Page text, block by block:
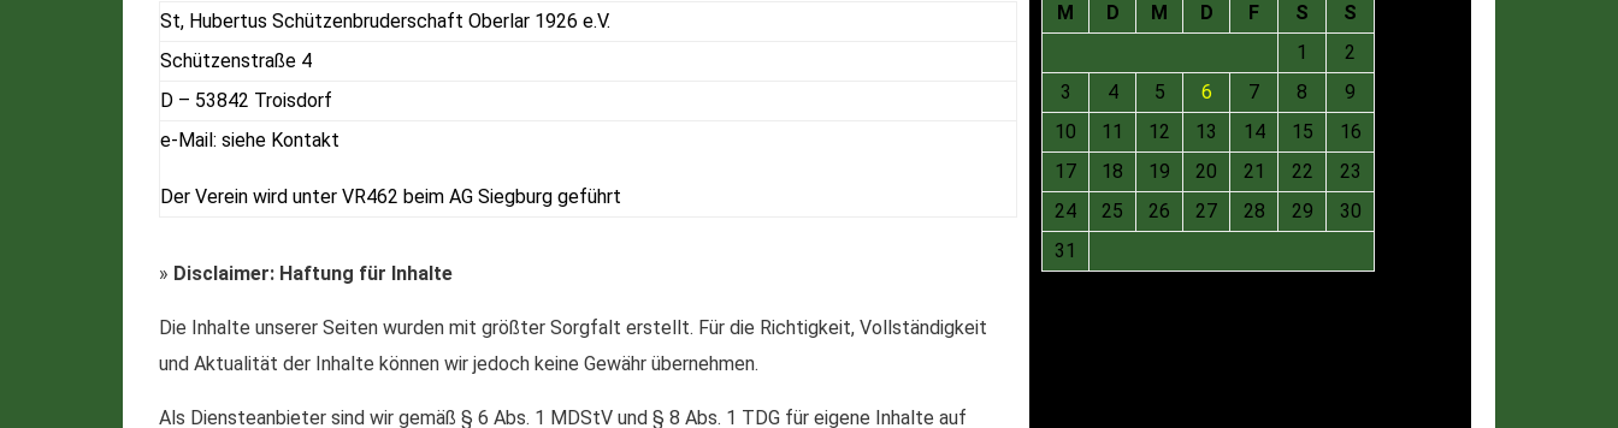
St, Hubertus Schützenbruderschaft Oberlar 1926 e.V.
Schützenstraße 4
D – 53842 Troisdorf
e-Mail: siehe Kontakt
Der Verein wird unter VR462 beim AG Siegburg geführt
» Disclaimer: Haftung für Inhalte
Die Inhalte unserer Seiten wurden mit größter Sorgfalt erstellt. Für die Richtigkeit, Vollständigkeit
und Aktualität der Inhalte können wir jedoch keine Gewähr übernehmen.
Als Diensteanbieter sind wir gemäß § 6 Abs. 1 MDStV und § 8 Abs. 1 TDG für eigene Inhalte auf
M D M D F S
S
1
2
3
4 5 6 7 8
9
10
11 12 13 14 15
16
17
18 19 20 21 22
23
24
25 26 27 28 29
30
31